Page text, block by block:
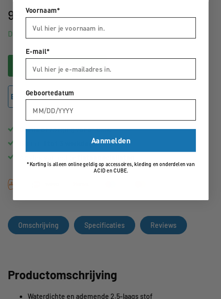
99,95
Direct uit voorraad leverbaar
In winkelwagen
Bekijk winkelvoorraad
Gratisbezorging vanaf €50,-
1 tot 3 werkdagenin huis
Omschrijving Specificaties Reviews
Productomschrijving
Waterdichte en ademende 2.5-laags stof
Voornaam*
E-mail*
Geboortedatum
Aanmelden
*Korting is alleen online geldig op accessoires, kleding en onderdelen van
ACID en CUBE.